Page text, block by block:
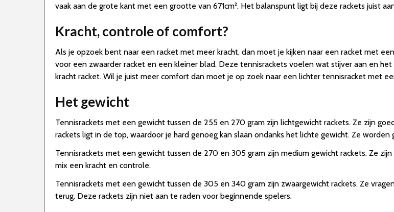
vaak aan de grote kant met een grootte van 671cm². Het balanspunt ligt bij deze rackets juist
Kracht, controle of comfort?
Als je opzoek bent naar een racket met meer kracht, dan moet je kijken naar een racket met
voor een zwaarder racket en een kleiner blad. Deze tennisrackets voelen wat stijver aan en
kracht racket. Wil je juist meer comfort dan moet je op zoek naar een lichter tennisracket met
Het gewicht
Tennisrackets met een gewicht tussen de 255 en 270 gram zijn lichtgewicht rackets. Ze zijn
rackets ligt in de top, waardoor je hard genoeg kan slaan ondanks het lichte gewicht. Ze worden
Tennisrackets met een gewicht tussen de 270 en 305 gram zijn medium gewicht rackets. Ze
mix een kracht en controle.
Tennisrackets met een gewicht tussen de 305 en 340 gram zijn zwaargewicht rackets. Ze
terug. Deze rackets zijn niet aan te raden voor beginnende spelers.